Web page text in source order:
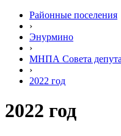
Районные поселения
›
Энурмино
›
МНПА Совета
›
2022 год
2022 год